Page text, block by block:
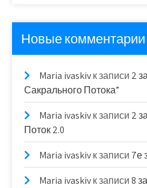
Новые комментарии
Maria ivaskivк записи 2
Сакрального Потока”
Maria ivaskivк записи 2
Поток 2.0
Maria ivaskivк записи 7е
Maria ivaskivк записи8